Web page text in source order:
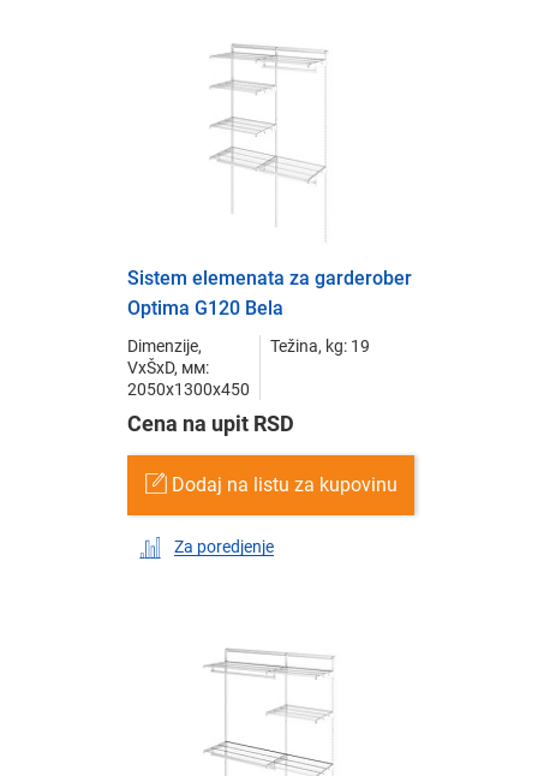
Sistem elemenata za garderober
Optima G120 Bela
Dimenzije,
VxŠxD, мм:
2050x1300x450
Težina, kg: 19
Cena na upit RSD
Dodaj na listu za kupovinu
Za poredjenje